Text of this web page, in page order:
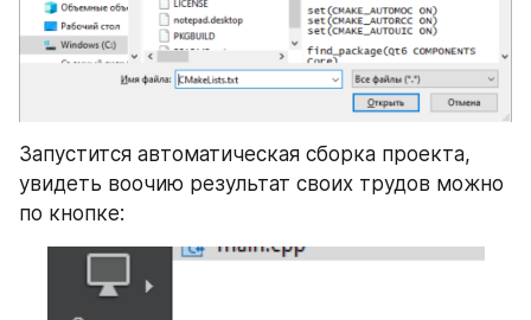
Запустится автоматическая сборка проекта,
увидеть воочию результат своих трудов можно
по кнопке: